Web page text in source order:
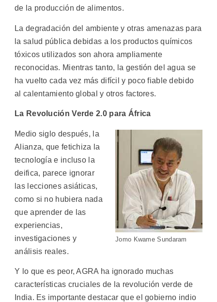
de la producción de alimentos.
La degradación del ambiente y otras amenazas para
la salud pública debidas a los productos químicos
tóxicos utilizados son ahora ampliamente
reconocidas. Mientras tanto, la gestión del agua se
ha vuelto cada vez más difícil y poco fiable debido
al calentamiento global y otros factores.
La Revolución Verde 2.0 para África
Jomo Kwame Sundaram
Medio siglo después, la
Alianza, que fetichiza la
tecnología e incluso la
deifica, parece ignorar
las lecciones asiáticas,
como si no hubiera nada
que aprender de las
experiencias,
investigaciones y
análisis reales.
Y lo que es peor, AGRA ha ignorado muchas
características cruciales de la revolución verde de
India. Es importante destacar que el gobierno indio